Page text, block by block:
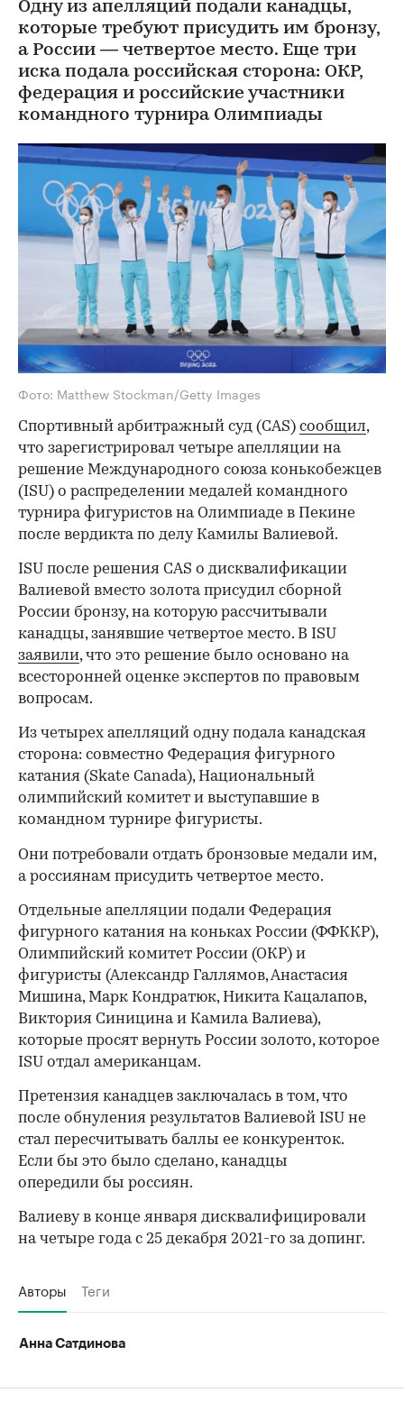
Одну из апелляций подали канадцы,
которые требуют присудить им бронзу,
а России — четвертое место. Еще три
иска подала российская сторона: ОКР,
федерация и российские участники
командного турнира Олимпиады
Фото: Matthew Stockman/Getty Images
Спортивный арбитражный суд (CAS) сообщил,
что зарегистрировал четыре апелляции на
решение Международного союза конькобежцев
(ISU) о распределении медалей командного
турнира фигуристов на Олимпиаде в Пекине
после вердикта по делу Камилы Валиевой.
ISU после решения CAS о дисквалификации
Валиевой вместо золота присудил сборной
России бронзу, на которую рассчитывали
канадцы, занявшие четвертое место. В ISU
заявили, что это решение было основано на
всесторонней оценке экспертов по правовым
вопросам.
Из четырех апелляций одну подала канадская
сторона: совместно Федерация фигурного
катания (Skate Canada), Национальный
олимпийский комитет и выступавшие в
командном турнире фигуристы.
00:00
Они потребовали отдать бронзовые медали им,
а россиянам присудить четвертое место.
Отдельные апелляции подали Федерация
фигурного катания на коньках России (ФФККР),
Олимпийский комитет России (ОКР) и
фигуристы (Александр Галлямов, Анастасия
Мишина, Марк Кондратюк, Никита Кацалапов,
Виктория Синицина и Камила Валиева),
которые просят вернуть России золото, которое
ISU отдал американцам.
Претензия канадцев заключалась в том, что
после обнуления результатов Валиевой ISU не
стал пересчитывать баллы ее конкуренток.
Если бы это было сделано, канадцы
опередили бы россиян.
Валиеву в конце января дисквалифицировали
на четыре года с 25 декабря 2021-го за допинг.
Авторы Теги
Анна Сатдинова